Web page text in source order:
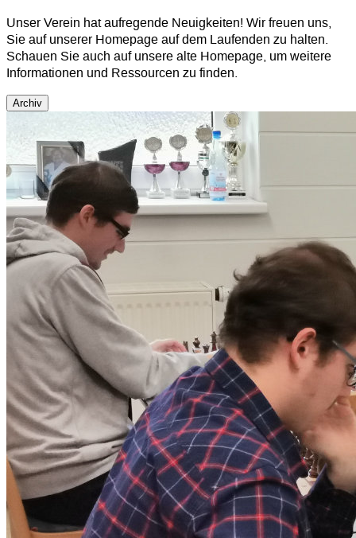
Unser Verein hat aufregende Neuigkeiten! Wir freuen uns,
Sie auf unserer Homepage auf dem Laufenden zu halten.
Schauen Sie auch auf unsere alte Homepage, um weitere
Informationen und Ressourcen zu finden.
Archiv